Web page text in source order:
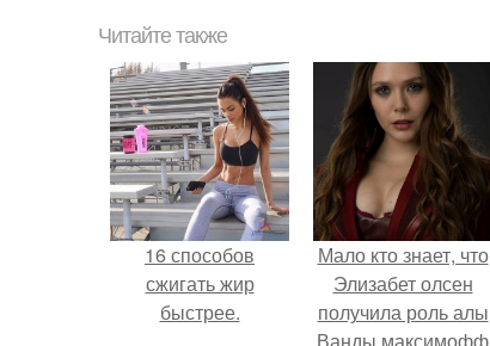
Читайте также
16 способов
сжигать жир
быстрее.
Мало кто знает, что
Элизабет олсен
получила роль алы